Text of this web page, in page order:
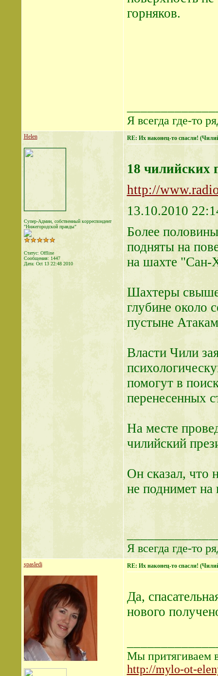
горняков.
Я всегда где-то
Helen
Супер-Админ, собственный корреспондент
"Нижегородской правды"
Статус: Offline
Сообщения: 1447
Дата: Oct 13 22:48 2010
RE: Их наконец-то спасли!
18 чилийских
http://
13.10.2010
Более
подняты на
на шахте "Сан-
Шахтеры свыше
глубине около
пустыне
Власти Чили
помогут в
перенесенных
На месте
чилийский
Он сказал, что
не поднимет на
Я всегда где-то
spasledi RE: Их наконец-то спасли!
Да,
нового
Мы притягиваем
http://mylo-ot-